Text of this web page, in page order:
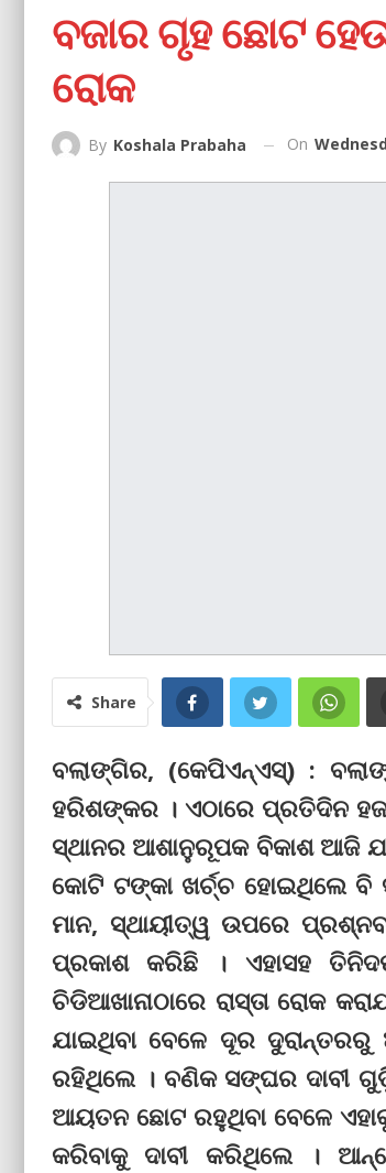
ବଜାର ଗୃହ ଛୋଟ
ରୋକ
By Koshala Prabaha On
Share
ବଲାଙ୍ଗିର, (କେପିଏନ୍‌ଏସ୍‌) :
ହରିଶଙ୍କର । ଏଠାରେ ପ୍ରତିଦିନ
ସ୍ଥାନର ଆଶାନୁରୂପକ ବିକାଶ ଆଜି
କୋଟି ଟଙ୍କା ଖର୍ଚ୍ଚ ହୋଇଥିଲେ ବି
ମାନ, ସ୍ଥାୟୀତ୍ୱ ଉପରେ
ପ୍ରକାଶ କରିଛି । ଏହାସହ
ଚିଡିଆଖାନାଠାରେ ରାସ୍ତା ରୋକ
ଯାଇଥିବା ବେଳେ ଦୂର
ରହିଥିଲେ । ବଣିକ ସଙ୍ଘର ଦାବୀ
ଆୟତନ ଛୋଟ ରହୁଥିବା ବେଳେ
କରିବାକୁ ଦାବୀ କରିଥିଲେ ।